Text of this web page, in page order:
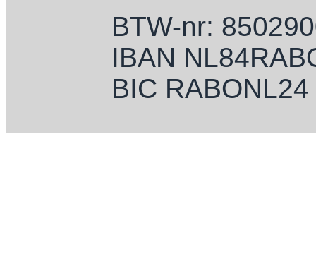
BTW-nr:
IBAN
BIC RABONL24